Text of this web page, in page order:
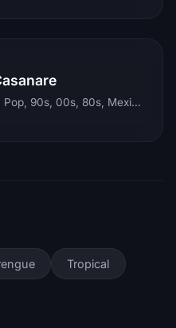
Electronic, Rock, Pop, 90s, 00s, 80s, Mexican, Ranchera, Reggaeton, Instrumental, Salsa, Merengue, Tropical, Romantic, Vallenato, Llanera
Tropical